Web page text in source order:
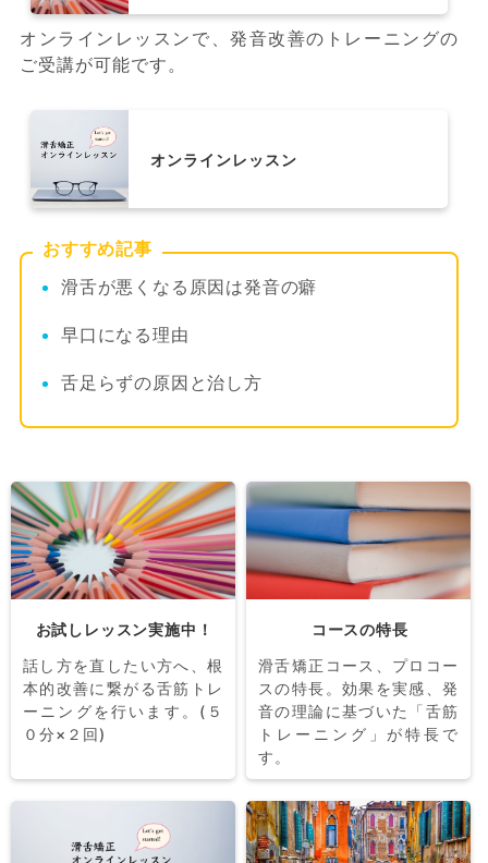
オンラインレッスンで、発音改善のトレーニングの
ご受講が可能です。
オンラインレッスン
おすすめ記事
滑舌が悪くなる原因は発音の癖
早口になる理由
舌足らずの原因と治し方
お試しレッスン実施中！
話し方を直したい方へ、根
本的改善に繋がる舌筋トレ
ーニングを行います。(５
０分×２回)
コースの特長
滑舌矯正コース、プロコー
スの特長。効果を実感、発
音の理論に基づいた「舌筋
トレーニング」が特長で
す。